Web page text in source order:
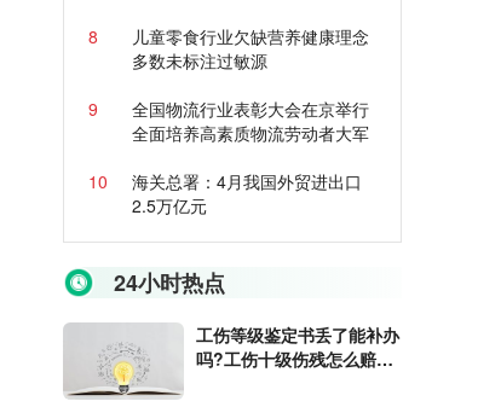
8
儿童零食行业欠缺营养健康理念
多数未标注过敏源
9
全国物流行业表彰大会在京举行
全面培养高素质物流劳动者大军
10
海关总署：4月我国外贸进出口
2.5万亿元
24小时热点
工伤等级鉴定书丢了能补办
吗?工伤十级伤残怎么赔